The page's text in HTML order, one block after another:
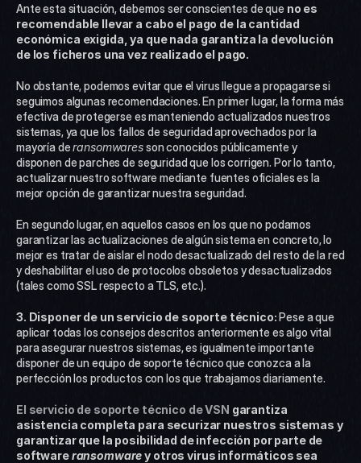
Ante esta situación, debemos ser conscientes de que no es
recomendable llevar a cabo el pago de la cantidad
económica exigida, ya que nada garantiza la devolución
de los ficheros una vez realizado el pago.
No obstante, podemos evitar que el virus llegue a propagarse si
seguimos algunas recomendaciones. En primer lugar, la forma más
efectiva de protegerse es manteniendo actualizados nuestros
sistemas, ya que los fallos de seguridad aprovechados por la
mayoría de ransomwares son conocidos públicamente y
disponen de parches de seguridad que los corrigen. Por lo tanto,
actualizar nuestro software mediante fuentes oficiales es la
mejor opción de garantizar nuestra seguridad.
En segundo lugar, en aquellos casos en los que no podamos
garantizar las actualizaciones de algún sistema en concreto, lo
mejor es tratar de aislar el nodo desactualizado del resto de la red
y deshabilitar el uso de protocolos obsoletos y desactualizados
(tales como SSL respecto a TLS, etc.).
3. Disponer de un servicio de soporte técnico: Pese a que
aplicar todas los consejos descritos anteriormente es algo vital
para asegurar nuestros sistemas, es igualmente importante
disponer de un equipo de soporte técnico que conozca a la
perfección los productos con los que trabajamos diariamente.
El servicio de soporte técnico de VSN garantiza
asistencia completa para securizar nuestros sistemas y
garantizar que la posibilidad de infección por parte de
software ransomware y otros virus informáticos sea